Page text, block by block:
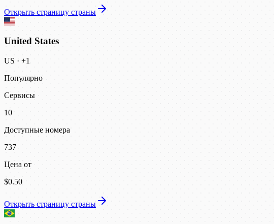
Открыть страницу страны
United States
US · +1
Популярно
Сервисы
10
Доступные номера
737
Цена от
$0.50
Открыть страницу страны